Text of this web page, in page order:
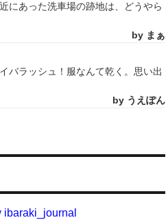
にあった洗車場の跡地は、どうやら
by まぁ
バラッシュ！服なんて乾く。思い出
by うえぽん
ibaraki_journal